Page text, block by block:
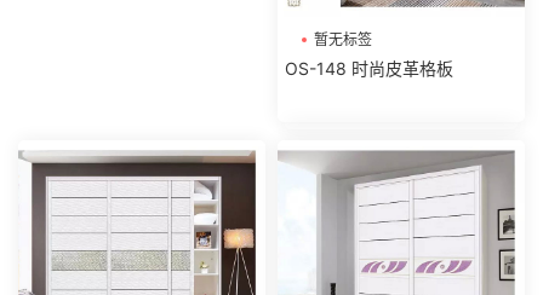
暂无标签
OS-148 时尚皮革格板